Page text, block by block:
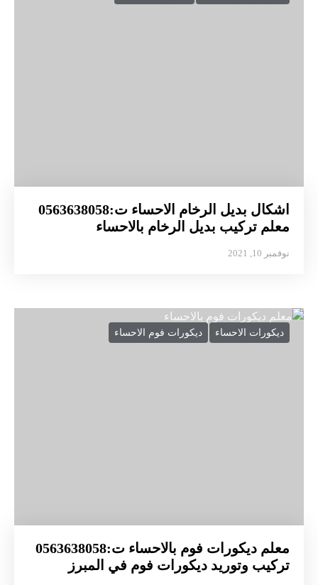
اشكال بديل الرخام الاحساء ت:0563638058
معلم تركيب بديل الرخام بالاحساء
نوفمبر 10, 2021
ديكورات الاحساء ديكورات فوم الاحساء
معلم ديكورات فوم بالاحساء ت:0563638058
تركيب وتوريد ديكورات فوم في المبرز